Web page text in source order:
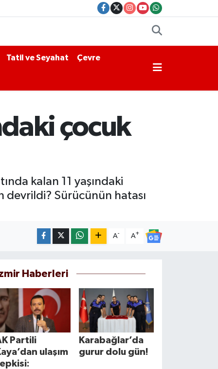
Tatil ve Seyahat Çevre
çocuk
kalan 11 yaşındaki
devrildi? Sürücünün hatası
A- A+
Haberleri
Partili
ulaşım
Karabağlar’da
gurur dolu gün!